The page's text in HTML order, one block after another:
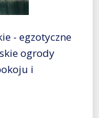
- egzotyczne
ogrody
i